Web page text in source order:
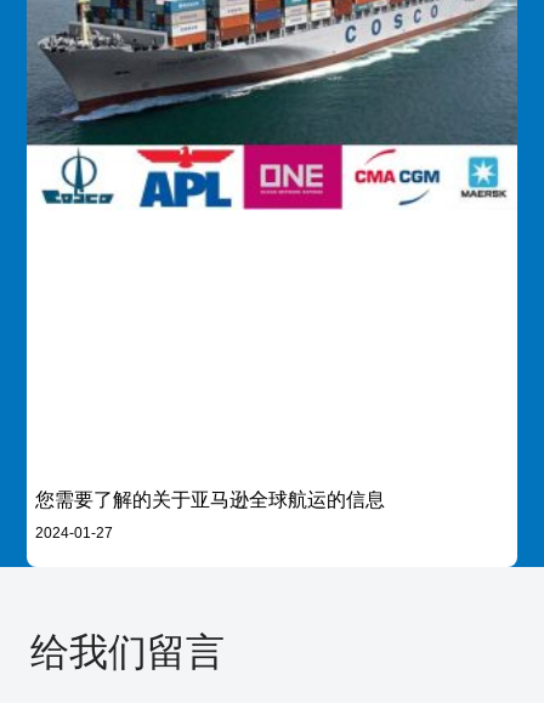
您需要了解的关于亚马逊全球航运的信息
2024-01-27
给我们留言​